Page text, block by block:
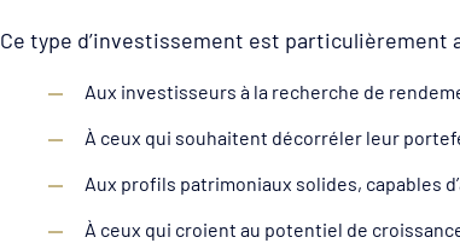
Ce type d’investissement est particulièrement
Aux investisseurs à la recherche de
À ceux qui souhaitent décorréler leur
Aux profils patrimoniaux solides, capables
À ceux qui croient au potentiel de